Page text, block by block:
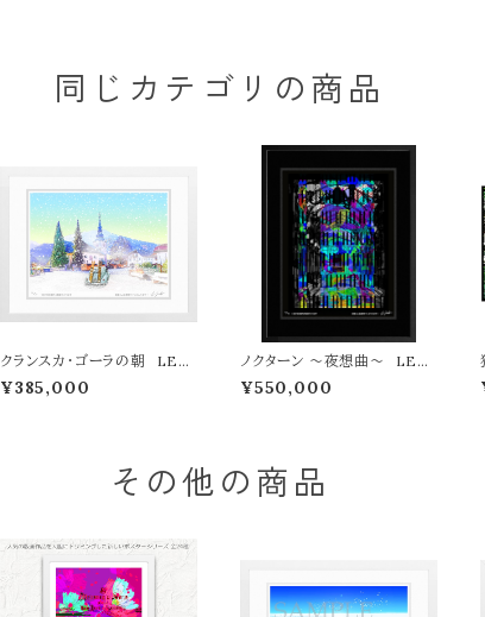
同じカテゴリの商品
クランスカ・ゴーラの朝 LEO
N TERASHIMA版画作品77
作限定（オンライン限定特典付
¥385,000
ノクターン ～夜想曲～ LEO
N TERASHIMA版画作品7作
限定（オンライン限定特典付き
¥550,000
その他の商品